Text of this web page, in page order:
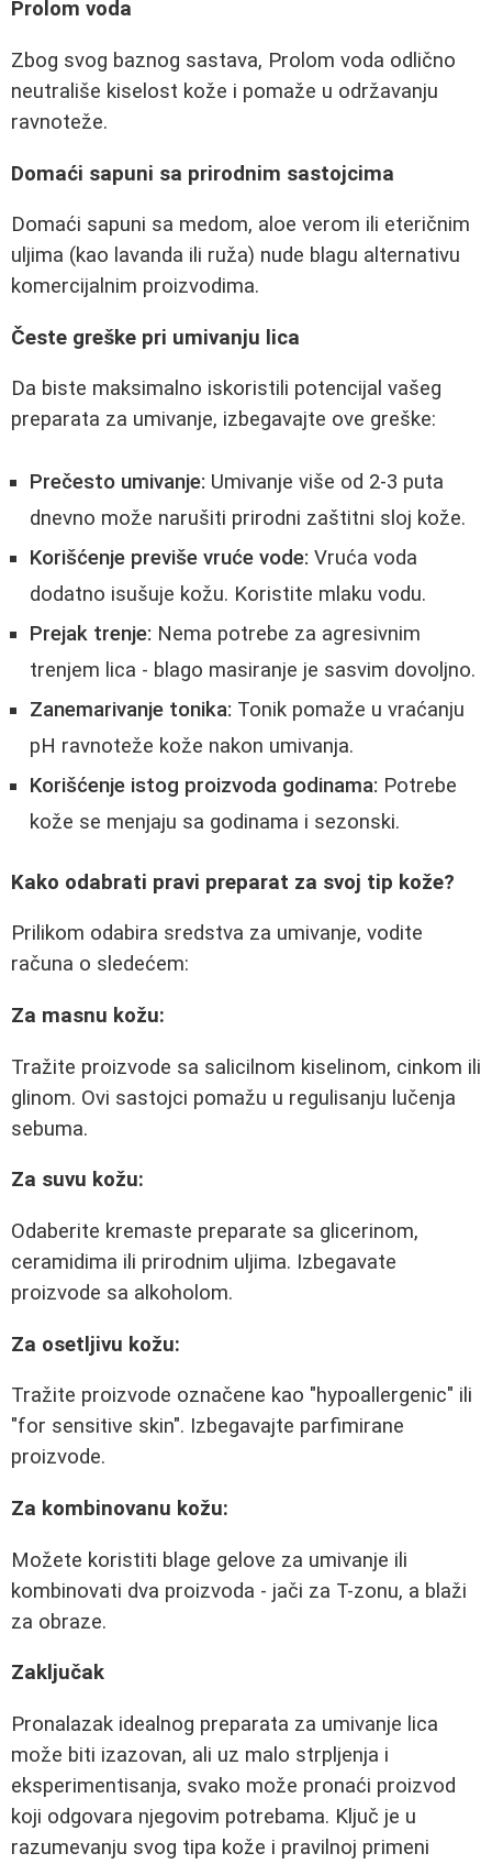
Prolom voda
Zbog svog baznog sastava, Prolom voda odlično
neutrališe kiselost kože i pomaže u održavanju
ravnoteže.
Domaći sapuni sa prirodnim sastojcima
Domaći sapuni sa medom, aloe verom ili eteričnim
uljima (kao lavanda ili ruža) nude blagu alternativu
komercijalnim proizvodima.
Česte greške pri umivanju lica
Da biste maksimalno iskoristili potencijal vašeg
preparata za umivanje, izbegavajte ove greške:
Prečesto umivanje: Umivanje više od 2-3 puta
dnevno može narušiti prirodni zaštitni sloj kože.
Korišćenje previše vruće vode: Vruća voda
dodatno isušuje kožu. Koristite mlaku vodu.
Prejak trenje: Nema potrebe za agresivnim
trenjem lica - blago masiranje je sasvim dovoljno.
Zanemarivanje tonika: Tonik pomaže u vraćanju
pH ravnoteže kože nakon umivanja.
Korišćenje istog proizvoda godinama: Potrebe
kože se menjaju sa godinama i sezonski.
Kako odabrati pravi preparat za svoj tip kože?
Prilikom odabira sredstva za umivanje, vodite
računa o sledećem:
Za masnu kožu:
Tražite proizvode sa salicilnom kiselinom, cinkom ili
glinom. Ovi sastojci pomažu u regulisanju lučenja
sebuma.
Za suvu kožu:
Odaberite kremaste preparate sa glicerinom,
ceramidima ili prirodnim uljima. Izbegavate
proizvode sa alkoholom.
Za osetljivu kožu:
Tražite proizvode označene kao "hypoallergenic" ili
"for sensitive skin". Izbegavajte parfimirane
proizvode.
Za kombinovanu kožu:
Možete koristiti blage gelove za umivanje ili
kombinovati dva proizvoda - jači za T-zonu, a blaži
za obraze.
Zaključak
Pronalazak idealnog preparata za umivanje lica
može biti izazovan, ali uz malo strpljenja i
eksperimentisanja, svako može pronaći proizvod
koji odgovara njegovim potrebama. Ključ je u
razumevanju svog tipa kože i pravilnoj primeni